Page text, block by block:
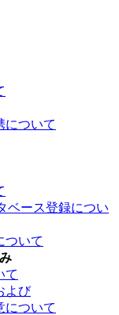
について
ース登録につい
ついて
て
よび
について